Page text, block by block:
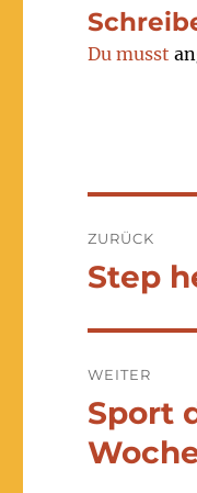
Du musst
ZURÜCK
Vorheriger
Step
WEITER
Nächster
Beitrag:
Sport